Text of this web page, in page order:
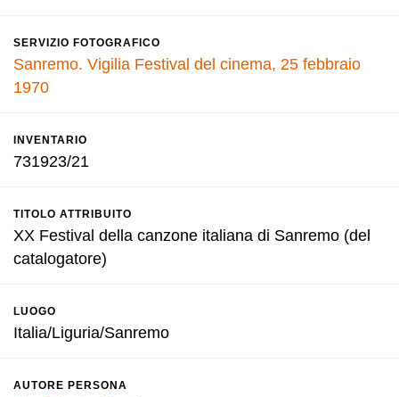
SERVIZIO FOTOGRAFICO
Sanremo. Vigilia Festival del cinema, 25 febbraio
1970
INVENTARIO
731923/21
TITOLO ATTRIBUITO
XX Festival della canzone italiana di Sanremo (del
catalogatore)
LUOGO
Italia/Liguria/Sanremo
AUTORE PERSONA